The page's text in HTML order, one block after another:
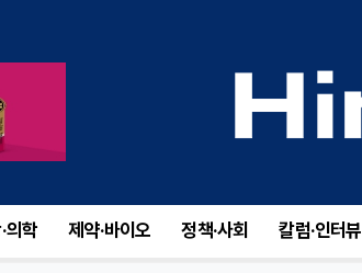
의학 제약·바이오 정책·사회 칼럼·인터뷰